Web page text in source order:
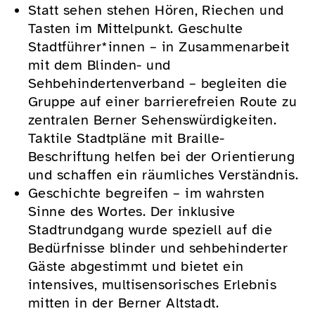
Statt sehen stehen Hören, Riechen und
Tasten im Mittelpunkt. Geschulte
Stadtführer*innen – in Zusammenarbeit
mit dem Blinden- und
Sehbehindertenverband – begleiten die
Gruppe auf einer barrierefreien Route zu
zentralen Berner Sehenswürdigkeiten.
Taktile Stadtpläne mit Braille-
Beschriftung helfen bei der Orientierung
und schaffen ein räumliches Verständnis.
Geschichte begreifen – im wahrsten
Sinne des Wortes. Der inklusive
Stadtrundgang wurde speziell auf die
Bedürfnisse blinder und sehbehinderter
Gäste abgestimmt und bietet ein
intensives, multisensorisches Erlebnis
mitten in der Berner Altstadt.